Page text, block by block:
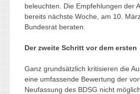
beleuchten. Die Empfehlungen der
bereits nächste Woche, am 10.
Bundesrat beraten.
Der zweite Schritt vor dem ersten
Ganz grundsätzlich kritisieren die
eine umfassende Bewertung der
Neufassung des BDSG nicht